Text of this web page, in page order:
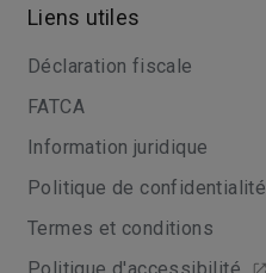
Liens utiles
Déclaration fiscale
FATCA
Information juridique
Politique de confidentialité
Termes et conditions